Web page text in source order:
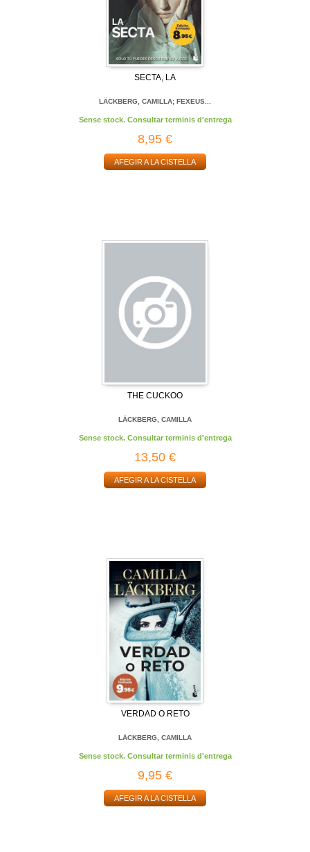
SECTA, LA
LÄCKBERG, CAMILLA; FEXEUS...
Sense stock. Consultar terminis d'entrega
8,95 €
AFEGIR A LA CISTELLA
THE CUCKOO
LÄCKBERG, CAMILLA
Sense stock. Consultar terminis d'entrega
13,50 €
AFEGIR A LA CISTELLA
VERDAD O RETO
LÄCKBERG, CAMILLA
Sense stock. Consultar terminis d'entrega
9,95 €
AFEGIR A LA CISTELLA